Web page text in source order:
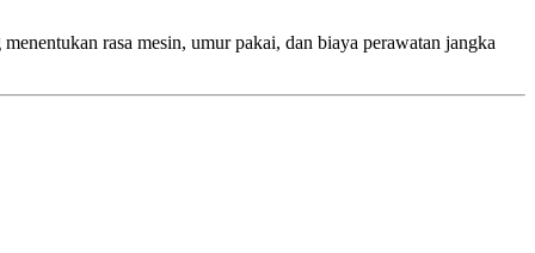
rasa mesin, umur pakai, dan biaya perawatan jangka